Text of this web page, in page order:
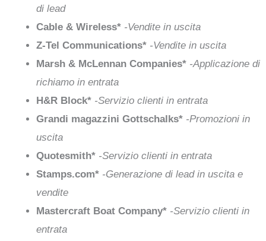
di lead
Cable & Wireless* -Vendite in uscita
Z-Tel Communications* -Vendite in uscita
Marsh & McLennan Companies* -Applicazione di
richiamo in entrata
H&R Block* -Servizio clienti in entrata
Grandi magazzini Gottschalks* -Promozioni in
uscita
Quotesmith* -Servizio clienti in entrata
Stamps.com* -Generazione di lead in uscita e
vendite
Mastercraft Boat Company* -Servizio clienti in
entrata